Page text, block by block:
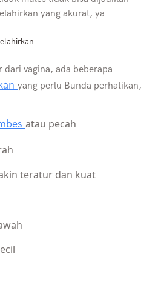
yang akurat, ya
vagina, ada beberapa
yang perlu Bunda perhatikan,
atau pecah
teratur dan kuat